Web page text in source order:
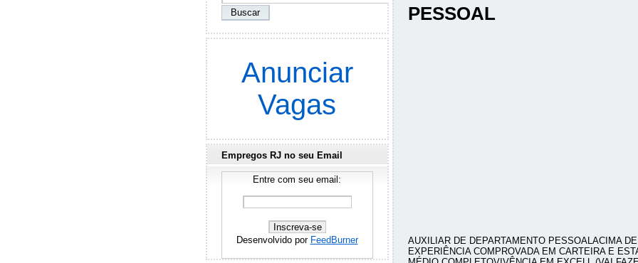
PESSOAL
AUXILIAR DE DEPARTAMENTO PESSOALACIMA
EXPERIÊNCIA COMPROVADA EM CARTEIRA E
Anunciar
Vagas
Empregos RJ no seu Email
Entre com seu email:
Desenvolvido por FeedBurner